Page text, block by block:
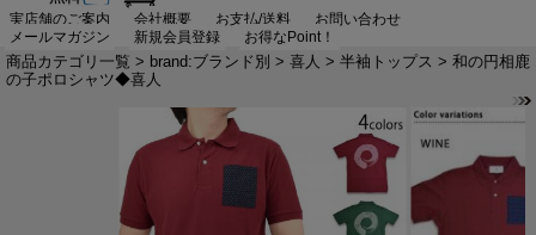
実店舗のご案内 会社概要 お支払/送料
お問い合わせ
メールマガジン
新規会員登録 お得なPoint！
商品カテゴリ一覧 > brand:ブランド別 > 喜人 > 半袖トップス > 和の円相鹿
の子ポロシャツ◆喜人